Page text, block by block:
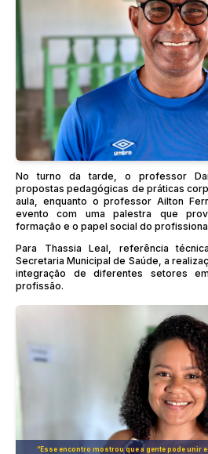
No turno da tarde, o professor
propostas pedagógicas de práticas
aula, enquanto o professor Ailton
evento com uma palestra que
formação e o papel social do
Para Thassia Leal, referência
Secretaria Municipal de Saúde, a
integração de diferentes setores
profissão.
“Esse encontro mostrou que a gente pode unir